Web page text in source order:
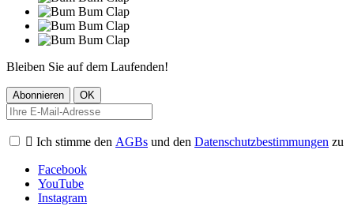
Bleiben Sie auf dem Laufenden!
 Ich stimme den AGBs und den Datenschutzbestimmungen zu
Facebook
YouTube
Instagram